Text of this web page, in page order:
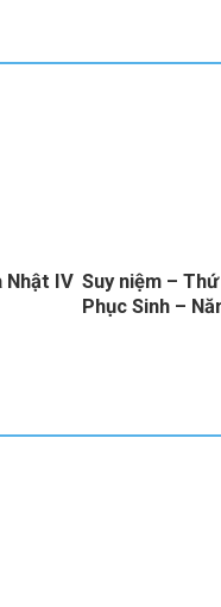
Nhật IV Suy niệm –
Phục Sinh –